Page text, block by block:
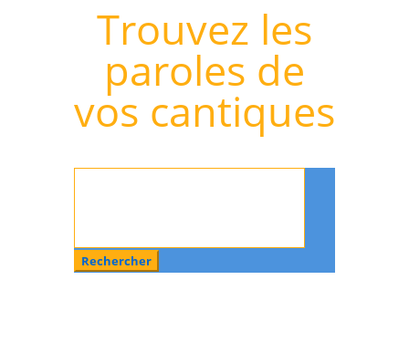
Trouvez les
paroles de
vos cantiques